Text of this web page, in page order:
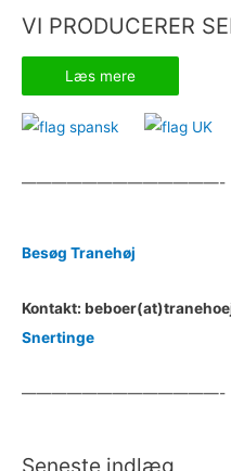
VI PRODUCERER
Læs mere
—————————————-
Besøg Tranehøj
Kontakt:
Snertinge
—————————————-
Seneste indlæg